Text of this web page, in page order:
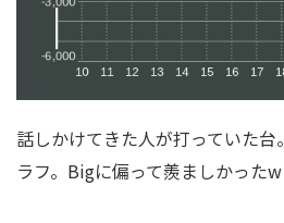
話しかけてきた人が打っていた台。
ラフ。Bigに偏って羨ましかったw